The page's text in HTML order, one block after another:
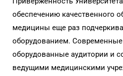
обеспечению качественного
медицины еще раз
оборудованием.
оборудованные аудитории и
ведущими медицинскими